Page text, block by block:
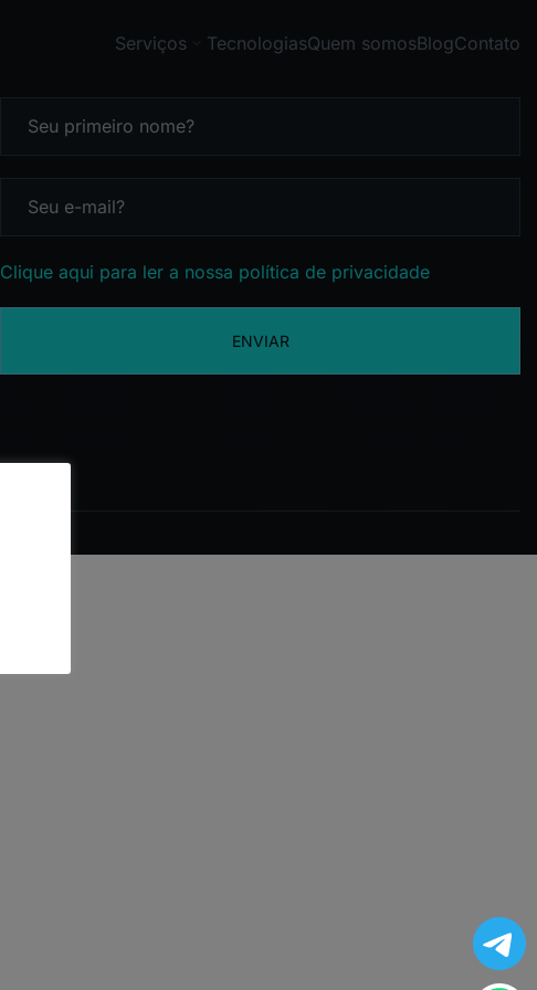
Serviços TecnologiasQuem somosBlogContato
Clique aqui para ler a nossa política de privacidade
ENVIAR